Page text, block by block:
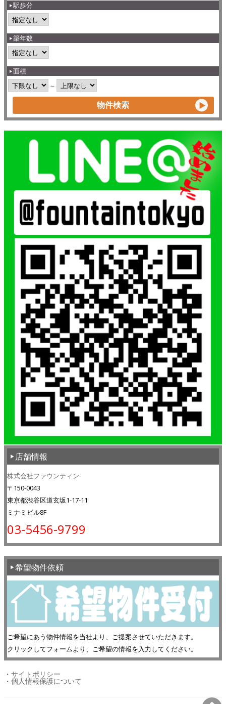
駅歩分
築年数
面積
～
店舗情報
株式会社ファウンティン
〒150-0043
東京都渋谷区道玄坂1-17-11
ミナミビル8F
03-5456-9799
希望物件依頼
ご希望にあう物件情報を当社より、ご提案させていただきます。
クリックしてフォームより、ご希望の情報を入力してください。
・ サイトポリシー
・ 個人情報保護について